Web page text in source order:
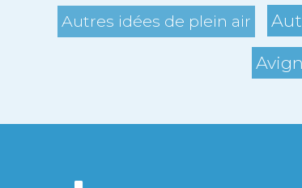
Autres idées de plein air